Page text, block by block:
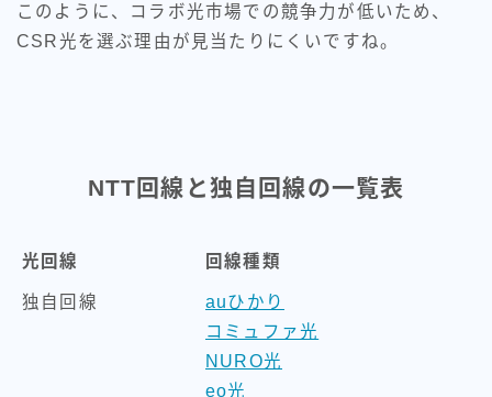
このように、コラボ光市場での競争力が低いため、
CSR光を選ぶ理由が見当たりにくいですね。
NTT回線と独自回線の一覧表
光回線 回線種類
独自回線
auひかり
コミュファ光
NURO光
eo光